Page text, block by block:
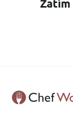
Zatím